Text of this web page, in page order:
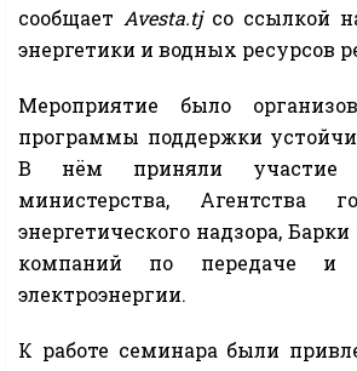
сообщает Avesta.tj со ссылкой
энергетики и водных ресурсов
Мероприятие было
программы поддержки
В нём приняли участие
министерства, Агентства
энергетического надзора,
компаний по передаче и
электроэнергии.
К работе семинара были